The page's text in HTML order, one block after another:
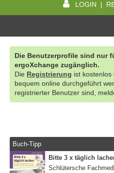
LOGIN |
Die Benutzerprofile sind nur
ergoXchange zugänglich.
Die Registrierung ist kostenlos
bequem online durchgeführt
registrierter Benutzer sind,
Buch-Tipp
Bitte 3 x täglich
Schlütersche